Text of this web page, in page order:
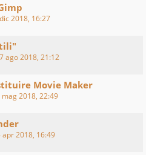
2018, 16:27
ago 2018, 21:12
Movie Maker
mag 2018, 22:49
apr 2018, 16:49